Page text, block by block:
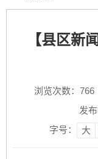
【县区新
浏览次数： 766
发
字号：
大